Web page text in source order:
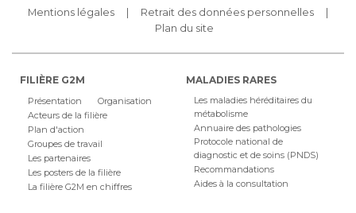
Mentions légales
Retrait des données personnelles
Plan du site
FILIÈRE G2M
Présentation
Organisation
Acteurs de la filière
Plan d'action
Groupes de travail
Les partenaires
Les posters de la filière
La filière G2M en chiffres
MALADIES RARES
Les maladies héréditaires du
métabolisme
Annuaire des pathologies
Protocole national de
diagnostic et de soins (PNDS)
Recommandations
Aides à la consultation